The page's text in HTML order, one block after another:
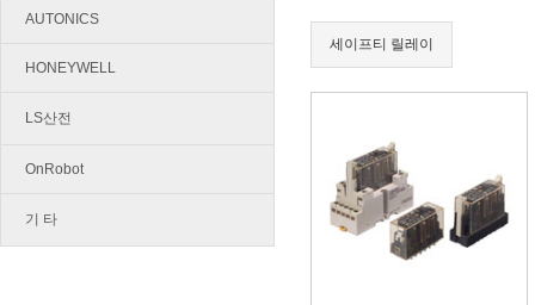
AUTONICS
HONEYWELL
LS산전
OnRobot
기 타
세이프티 릴레이